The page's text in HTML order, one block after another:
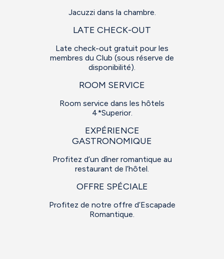
Jacuzzi dans la chambre.
LATE CHECK-OUT
Late check-out gratuit pour les
membres du Club (sous réserve de
disponibilité).
ROOM SERVICE
Room service dans les hôtels
4*Superior.
EXPÉRIENCE
GASTRONOMIQUE
Profitez d’un dîner romantique au
restaurant de l’hôtel.
OFFRE SPÉCIALE
Profitez de notre offre d’Escapade
Romantique.